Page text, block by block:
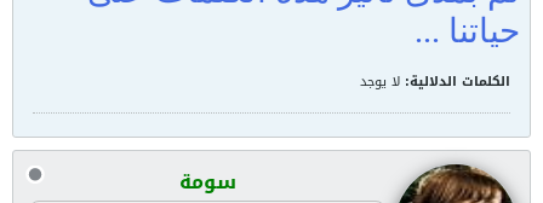
حياتنا ...
الكلمات الدلالية: لا يوجد
سومة